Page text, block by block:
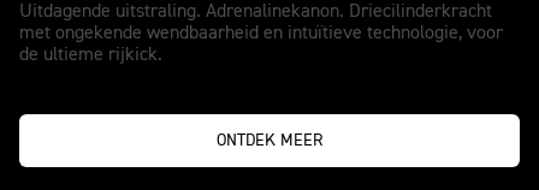
Uitdagende uitstraling. Adrenalinekanon. Driecilinderkracht
met ongekende wendbaarheid en intuïtieve technologie, voor
de ultieme rijkick.
ONTDEK MEER